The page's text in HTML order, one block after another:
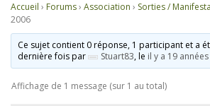
DOCUMENTATIONS FORUMS
CONNEXION
Accueil › Forums› Association › Sorties /
2006
Ce sujet contient 0 réponse, 1 participant et a
dernière fois par
Stuart83, le il y a 19
Affichage de 1 message (sur 1 au total)